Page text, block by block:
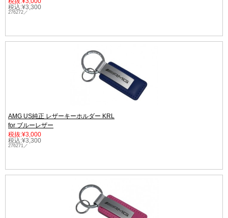
税込:¥3,300
276272／
AMG US純正 レザーキーホルダー KRL
for ブルーレザー
税抜:¥3,000
税込:¥3,300
276271／